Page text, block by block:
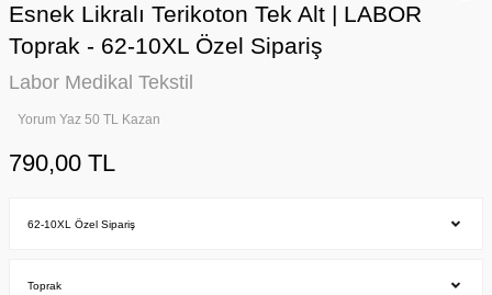
Esnek Likralı Terikoton Tek Alt | LABOR
Toprak - 62-10XL Özel Sipariş
Labor Medikal Tekstil
Yorum Yaz 50 TL Kazan
790,00 TL